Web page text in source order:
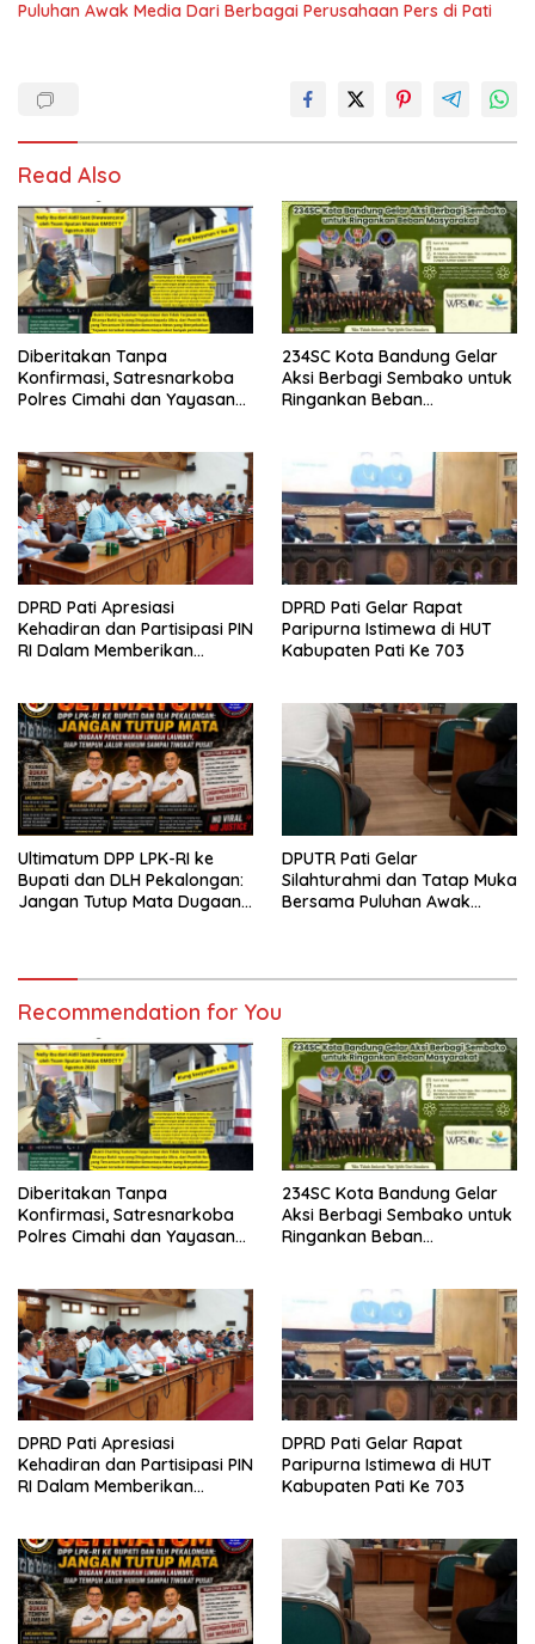
Puluhan Awak Media Dari Berbagai Perusahaan Pers di Pati
Read Also
Diberitakan Tanpa
Konfirmasi, Satresnarkoba
Polres Cimahi dan Yayasan
234SC Kota Bandung Gelar
Aksi Berbagi Sembako untuk
Ringankan Beban
DPRD Pati Apresiasi
Kehadiran dan Partisipasi PIN
RI Dalam Memberikan
DPRD Pati Gelar Rapat
Paripurna Istimewa di HUT
Kabupaten Pati Ke 703
Ultimatum DPP LPK-RI ke
Bupati dan DLH Pekalongan:
Jangan Tutup Mata Dugaan
DPUTR Pati Gelar
Silahturahmi dan Tatap Muka
Bersama Puluhan Awak
Recommendation for You
Diberitakan Tanpa
Konfirmasi, Satresnarkoba
Polres Cimahi dan Yayasan
234SC Kota Bandung Gelar
Aksi Berbagi Sembako untuk
Ringankan Beban
DPRD Pati Apresiasi
Kehadiran dan Partisipasi PIN
RI Dalam Memberikan
DPRD Pati Gelar Rapat
Paripurna Istimewa di HUT
Kabupaten Pati Ke 703